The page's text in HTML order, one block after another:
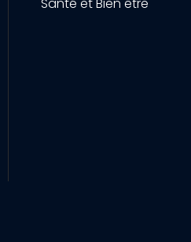
Santé et Bien être